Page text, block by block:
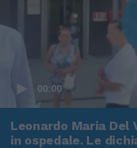
00:00
Leonardo Maria Del
in ospedale. Le